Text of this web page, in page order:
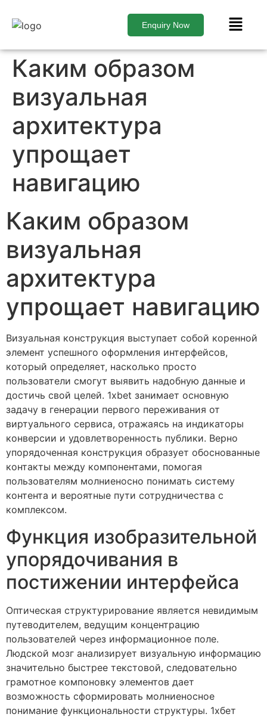
Enquiry Now
Каким образом
визуальная
архитектура
упрощает
навигацию
Каким образом
визуальная
архитектура
упрощает навигацию
Визуальная конструкция выступает собой коренной
элемент успешного оформления интерфейсов,
который определяет, насколько просто
пользователи смогут выявить надобную данные и
достичь свой целей. 1xbet занимает основную
задачу в генерации первого переживания от
виртуального сервиса, отражаясь на индикаторы
конверсии и удовлетворенность публики. Верно
упорядоченная конструкция образует обоснованные
контакты между компонентами, помогая
пользователям молниеносно понимать систему
контента и вероятные пути сотрудничества с
комплексом.
Функция изобразительной
упорядочивания в
постижении интерфейса
Оптическая структурирование является невидимым
путеводителем, ведущим концентрацию
пользователей через информационное поле.
Людской мозг анализирует визуальную информацию
значительно быстрее текстовой, следовательно
грамотное компоновку элементов дает
возможность сформировать молниеносное
понимание функциональности структуры. 1хбет